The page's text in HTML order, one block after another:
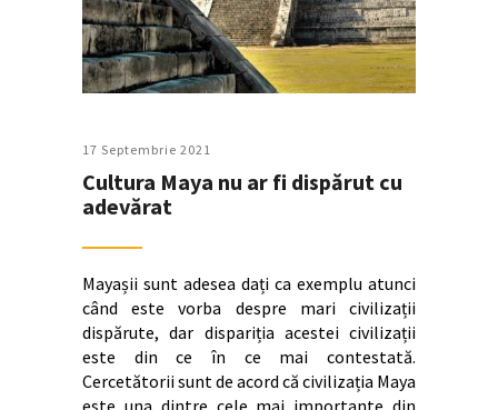
17 Septembrie 2021
Cultura Maya nu ar fi dispărut cu
adevărat
Mayașii sunt adesea dați ca exemplu atunci
când este vorba despre mari civilizații
dispărute, dar dispariția acestei civilizații
este din ce în ce mai contestată.
Cercetătorii sunt de acord că civilizația Maya